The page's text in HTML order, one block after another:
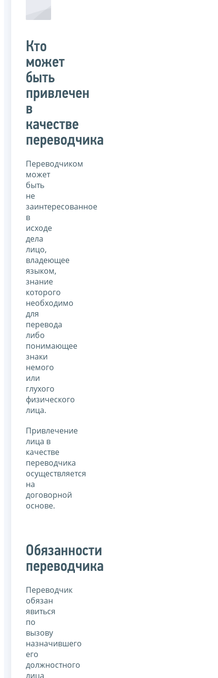
Кто
может
быть
привлечен
в
качестве
переводчика
Переводчиком
может
быть
не
заинтересованное
в
исходе
дела
лицо,
владеющее
языком,
знание
которого
необходимо
для
перевода
либо
понимающее
знаки
немого
или
глухого
физического
лица.
Привлечение
лица в
качестве
переводчика
осуществляется
на
договорной
основе.
Обязанности
переводчика
Переводчик
обязан
явиться
по
вызову
назначившего
его
должностного
лица